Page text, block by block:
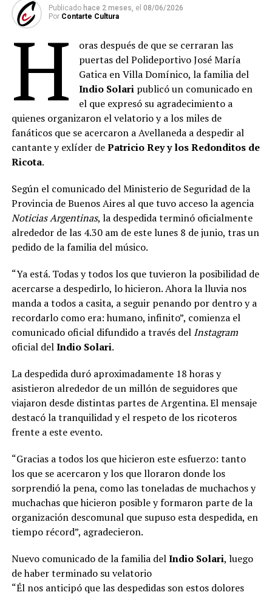
Publicado hace 2 meses, el 08/06/2026
Por Contarte Cultura
H
oras después de que se cerraran las
puertas del Polideportivo José María
Gatica en Villa Domínico, la familia del
Indio Solari publicó un comunicado en
el que expresó su agradecimiento a
quienes organizaron el velatorio y a los miles de
fanáticos que se acercaron a Avellaneda a despedir al
cantante y exlíder dePatricio Rey y los Redonditos de
Ricota.
Según el comunicado del Ministerio de Seguridad de la
Provincia de Buenos Aires al que tuvo acceso la agencia
Noticias Argentinas, la despedida terminó oficialmente
alrededor de las 4.30 am de este lunes 8 de junio, tras un
pedido de la familia del músico.
“Ya está. Todas y todos los que tuvieron la posibilidad de
acercarse a despedirlo, lo hicieron. Ahora la lluvia nos
manda a todos a casita, a seguir penando por dentro y a
recordarlo como era: humano, infinito”, comienza el
comunicado oficial difundido a través del Instagram
oficial delIndio Solari.
La despedida duró aproximadamente 18 horas y
asistieron alrededor de un millón de seguidores que
viajaron desde distintas partes de Argentina. El mensaje
destacó la tranquilidad y el respeto de los ricoteros
frente a este evento.
“Gracias a todos los que hicieron este esfuerzo: tanto
los que se acercaron y los que lloraron donde los
sorprendió la pena, como las toneladas de muchachos y
muchachas que hicieron posible y formaron parte de la
organización descomunal que supuso esta despedida, en
tiempo récord”, agradecieron.
Nuevo comunicado de la familia delIndio Solari, luego
de haber terminado su velatorio
“Él nos anticipó que las despedidas son estos dolores